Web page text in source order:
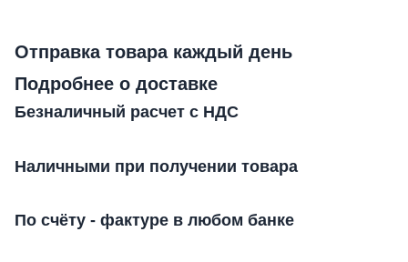
Отправка товара каждый день
Подробнее о доставке
Безналичный расчет с НДС
Наличными при получении товара
По счёту - фактуре в любом банке